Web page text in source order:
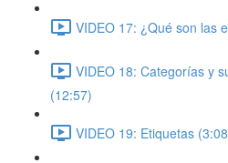
VIDEO 17: ¿Qué son las
VIDEO 18: Categorías y
(12:57)
VIDEO 19: Etiquetas